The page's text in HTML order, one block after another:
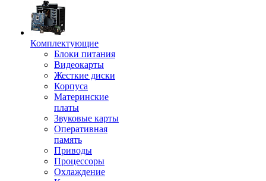
Комплектующие
Блоки питания
Видеокарты
Жесткие диски
Корпуса
Материнские
платы
Звуковые карты
Оперативная
память
Приводы
Процессоры
Охлаждение